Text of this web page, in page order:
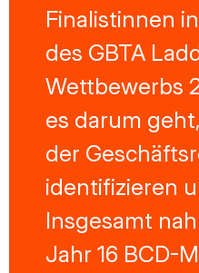
Finalistinnen
des GBTA
Wettbewerbs
es darum
der
identifizieren
Insgesamt
Jahr 16 BCD-